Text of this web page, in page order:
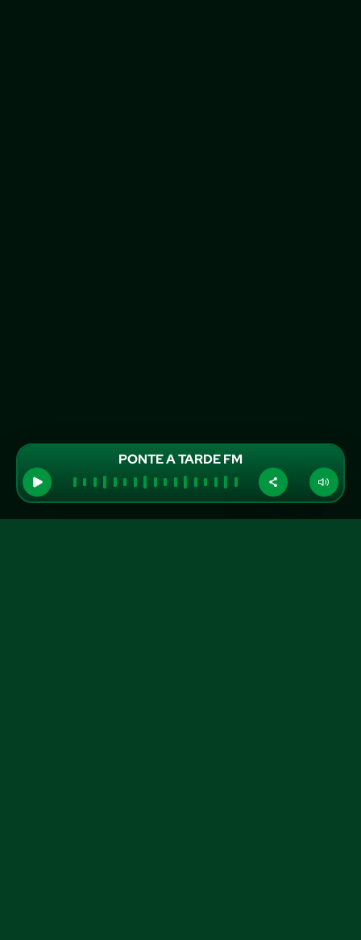
PONTE A TARDE FM